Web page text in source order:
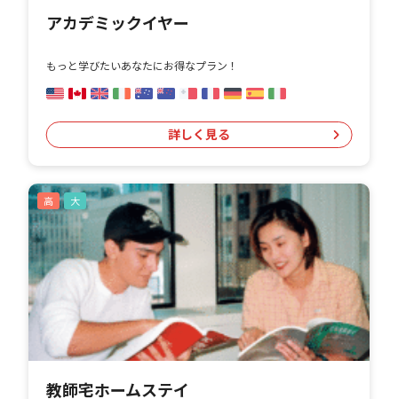
アカデミックイヤー
もっと学びたいあなたにお得なプラン！
詳しく見る
教師宅ホームステイ
高 大